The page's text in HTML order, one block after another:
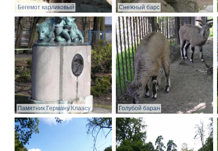
Бегемот карликовый Снежный барс
Памятник Герману Клаасу Голубой баран